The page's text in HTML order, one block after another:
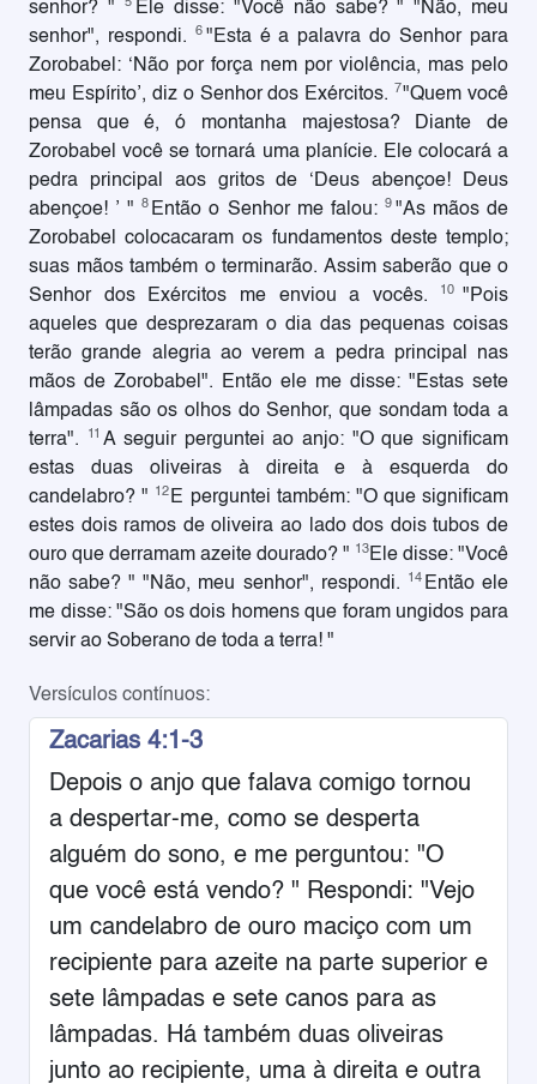
senhor? "
Ele disse: "Você não sabe? " "Não, meu
senhor", respondi.
6 "Esta é a palavra do Senhor para
Zorobabel: ‘Não por força nem por violência, mas pelo
meu Espírito’, diz o Senhor dos Exércitos. 7"Quem você
pensa que é, ó montanha majestosa? Diante de
Zorobabel você se tornará uma planície. Ele colocará a
pedra principal aos gritos de ‘Deus abençoe! Deus
abençoe! ’ " 8 Então o Senhor me falou:9 "As mãos de
Zorobabel colocacaram os fundamentos deste templo;
suas mãos também o terminarão. Assim saberão que o
Senhor dos Exércitos me enviou a vocês.
10 "Pois
aqueles que desprezaram o dia das pequenas coisas
terão grande alegria ao verem a pedra principal nas
mãos de Zorobabel". Então ele me disse: "Estas sete
lâmpadas são os olhos do Senhor, que sondam toda a
terra".
11 A seguir perguntei ao anjo: "O que significam
estas duas oliveiras à direita e à esquerda do
candelabro? " 12 E perguntei também: "O que significam
estes dois ramos de oliveira ao lado dos dois tubos de
ouro que derramam azeite dourado? " 13 Ele disse: "Você
não sabe? " "Não, meu senhor", respondi.
14 Então ele
me disse: "São os dois homens que foram ungidos para
servir ao Soberano de toda a terra! "
Versículos contínuos:
Zacarias 4:1-3
Depois o anjo que falava comigo tornou
a despertar-me, como se desperta
alguém do sono, e me perguntou: "O
que você está vendo? " Respondi: "Vejo
um candelabro de ouro maciço com um
recipiente para azeite na parte superior e
sete lâmpadas e sete canos para as
lâmpadas. Há também duas oliveiras
junto ao recipiente, uma à direita e outra